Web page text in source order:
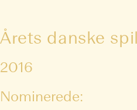
Årets danske
2016
Nominerede: